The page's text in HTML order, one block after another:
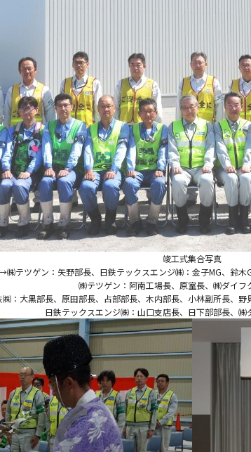
竣工式集合写真
㈱テツゲン：矢野部長、日鉄テックスエンジ㈱：金子MG、鈴木
㈱テツゲン：阿南工場長、原室長、㈱ダイフ
大黒部長、原田部長、占部部長、木内部長、小林副所長、野
日鉄テックスエンジ㈱：山口支店長、日下部部長、